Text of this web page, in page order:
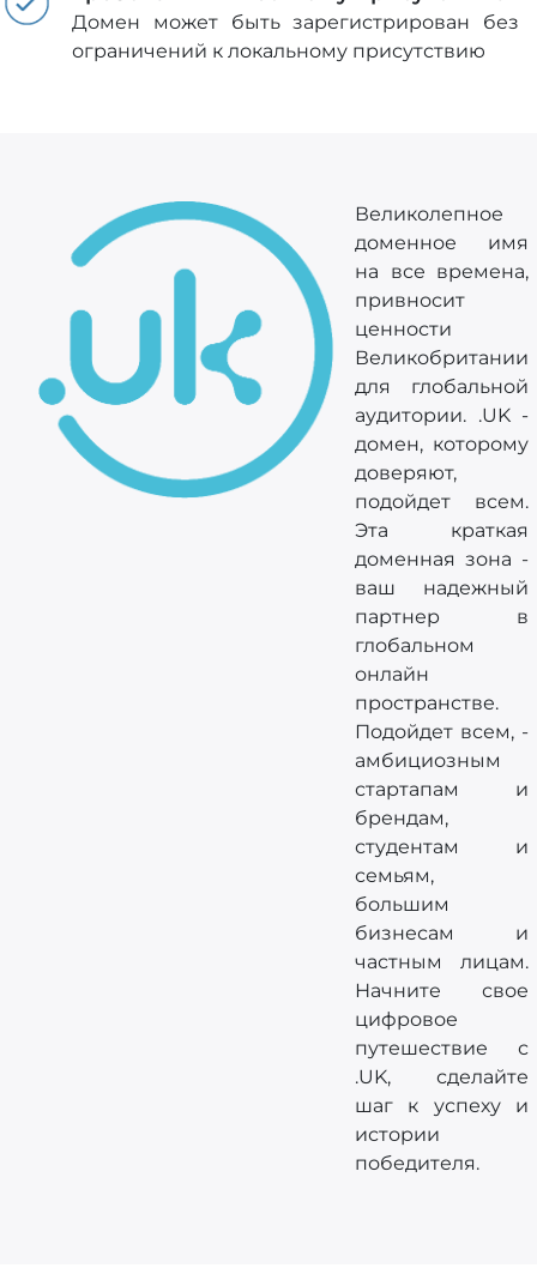
Домен может быть зарегистрирован без
ограничений к локальному присутствию
Великолепное
доменное имя
на все времена,
привносит
ценности
Великобритании
для глобальной
аудитории. .UK -
домен, которому
доверяют,
подойдет всем.
Эта краткая
доменная зона -
ваш надежный
партнер в
глобальном
онлайн
пространстве.
Подойдет всем, -
амбициозным
стартапам и
брендам,
студентам и
семьям,
большим
бизнесам и
частным лицам.
Начните свое
цифровое
путешествие с
.UK, сделайте
шаг к успеху и
истории
победителя.